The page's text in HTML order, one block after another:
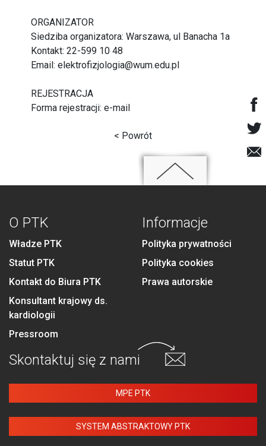
ORGANIZATOR
Siedziba organizatora: Warszawa, ul Banacha 1a
Kontakt: 22-599 10 48
Email:elektrofizjologia@wum.edu.pl
REJESTRACJA
Forma rejestracji:e-mail
< Powrót
O PTK
Władze PTK
Statut PTK
Kontakt do Biura PTK
Konsultant krajowy ds.
kardiologii
Pressroom
Informacje
Polityka prywatności
Polityka cookies
Prawa autorskie
Skontaktuj się z nami
MPE PTK
SYSTEM ABSTRAKTOWY PTK